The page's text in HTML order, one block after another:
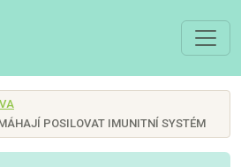
POSILOVAT IMUNITNÍ SYSTÉM